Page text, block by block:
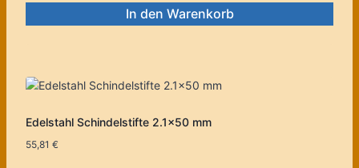
In den Warenkorb
Edelstahl Schindelstifte 2.1×50 mm
55,81 €